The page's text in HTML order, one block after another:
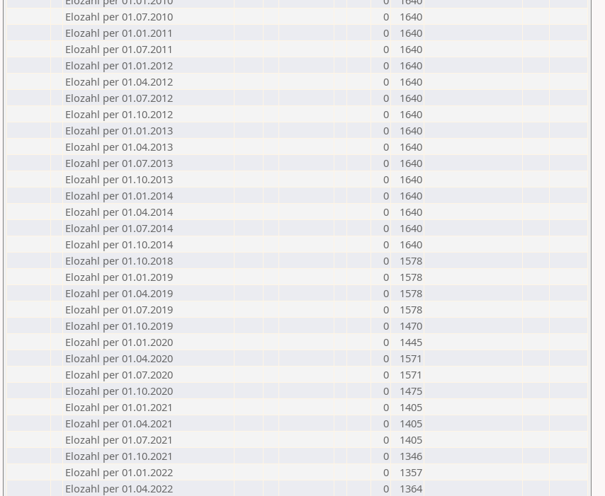
Elozahl per 01.07.2010
0
1640
Elozahl per 01.01.2011
0
1640
Elozahl per 01.07.2011
0
1640
Elozahl per 01.01.2012
0
1640
Elozahl per 01.04.2012
0
1640
Elozahl per 01.07.2012
0
1640
Elozahl per 01.10.2012
0
1640
Elozahl per 01.01.2013
0
1640
Elozahl per 01.04.2013
0
1640
Elozahl per 01.07.2013
0
1640
Elozahl per 01.10.2013
0
1640
Elozahl per 01.01.2014
0
1640
Elozahl per 01.04.2014
0
1640
Elozahl per 01.07.2014
0
1640
Elozahl per 01.10.2014
0
1640
Elozahl per 01.10.2018
0
1578
Elozahl per 01.01.2019
0
1578
Elozahl per 01.04.2019
0
1578
Elozahl per 01.07.2019
0
1578
Elozahl per 01.10.2019
0
1470
Elozahl per 01.01.2020
0
1445
Elozahl per 01.04.2020
0
1571
Elozahl per 01.07.2020
0
1571
Elozahl per 01.10.2020
0
1475
Elozahl per 01.01.2021
0
1405
Elozahl per 01.04.2021
0
1405
Elozahl per 01.07.2021
0
1405
Elozahl per 01.10.2021
0
1346
Elozahl per 01.01.2022
0
1357
Elozahl per 01.04.2022
0
1364